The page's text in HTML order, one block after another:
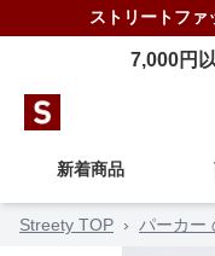
ストリートファ
7,000円
新着商品
Streety TOP › パーカー